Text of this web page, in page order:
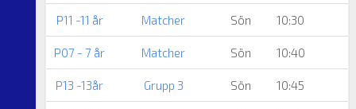
P11 -11 år Matcher Sön 10:30
P07 - 7 år Matcher Sön 10:40
P13 -13år Grupp 3 Sön 10:45